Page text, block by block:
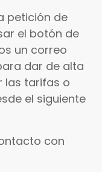
petición de
el botón de
un correo
dar de alta
las tarifas o
el siguiente
con